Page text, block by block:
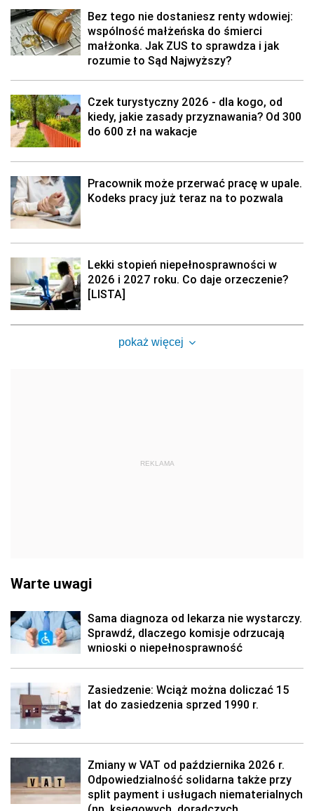
Bez tego nie dostaniesz renty wdowiej:
wspólność małżeńska do śmierci
małżonka. Jak ZUS to sprawdza i jak
rozumie to Sąd Najwyższy?
Czek turystyczny 2026 - dla kogo, od
kiedy, jakie zasady przyznawania? Od 300
do 600 zł na wakacje
Pracownik może przerwać pracę w upale.
Kodeks pracy już teraz na to pozwala
Lekki stopień niepełnosprawności w
2026 i 2027 roku. Co daje orzeczenie?
[LISTA]
pokaż więcej
REKLAMA
Warte uwagi
Sama diagnoza od lekarza nie wystarczy.
Sprawdź, dlaczego komisje odrzucają
wnioski o niepełnosprawność
Zasiedzenie: Wciąż można doliczać 15
lat do zasiedzenia sprzed 1990 r.
Zmiany w VAT od października 2026 r.
Odpowiedzialność solidarna także przy
split payment i usługach niematerialnych